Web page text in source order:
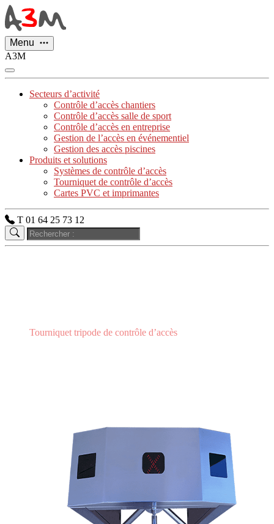
Menu
A3M
Secteurs d’activité
Contrôle d’accès chantiers
Contrôle d’accès salle de sport
Contrôle d’accès en entreprise
Gestion de l’accès en événementiel
Gestion des accès piscines
Produits et solutions
Systèmes de contrôle d’accès
Tourniquet de contrôle d’accès
Cartes PVC et imprimantes
T 01 64 25 73 12
Tourniquet tripode de contrôle d’accès
Panneau de gestion des cookies